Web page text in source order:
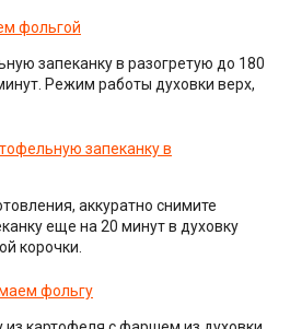
запеканку в разогретую до 180
Режим работы духовки верх,
аккуратно снимите
еще на 20 минут в духовку
корочки.